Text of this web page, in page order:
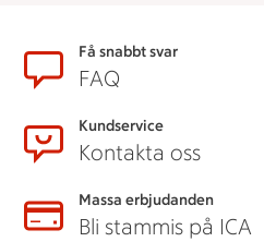
SidfotFå snabbt svar
FAQ
Kundservice
Kontakta oss
Massa erbjudanden
Bli stammis på ICA